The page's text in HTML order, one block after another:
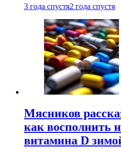
3 года спустя2 года спустя
Мясников
как восполнить
витамина D